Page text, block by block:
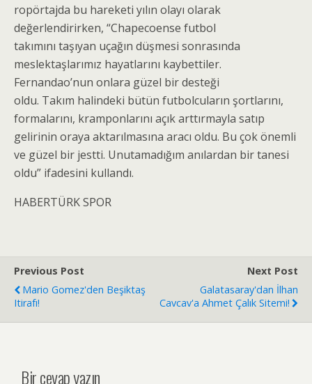
ropörtajda bu hareketi yılın olayı olarak
değerlendirirken, “Chapecoense futbol
takımını taşıyan uçağın düşmesi sonrasında
meslektaşlarımız hayatlarını kaybettiler.
Fernandao’nun onlara güzel bir desteği
oldu. Takım halindeki bütün futbolcuların şortlarını,
formalarını, kramponlarını açık arttırmayla satıp
gelirinin oraya aktarılmasına aracı oldu. Bu çok önemli
ve güzel bir jestti. Unutamadığım anılardan bir tanesi
oldu” ifadesini kullandı.
HABERTÜRK SPOR
Previous Post
Mario Gomez'den Beşiktaş
Itirafı!
Next Post
Galatasaray'dan İlhan
Cavcav'a Ahmet Çalık Sitemi!
Bir cevap yazın